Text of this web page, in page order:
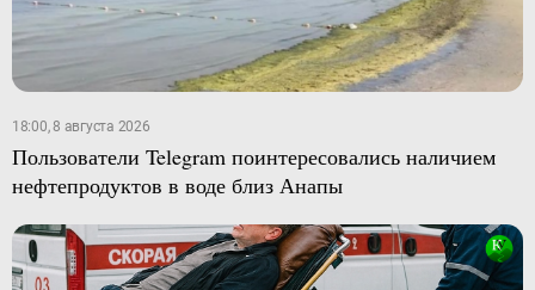
18:00, 8 августа 2026
Пользователи Telegram поинтересовались наличием
нефтепродуктов в воде близ Анапы